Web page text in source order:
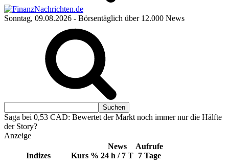
Sonntag, 09.08.2026 - Börsentäglich über 12.000 News
Saga bei 0,53 CAD: Bewertet der Markt noch immer nur die Hälfte
der Story?
Anzeige
Indizes Kurs %
News
24 h / 7 T
Aufrufe
7 Tage